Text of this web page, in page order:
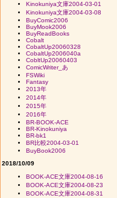
Kinokuniya文庫2004-03-01
Kinokuniya文庫2004-03-08
BuyComic2006
BuyMook2006
BuyReadBooks
Cobalt
CobaltUp20060328
CobaltUp2006040a
CobltUp20060403
ComicWriter_あ
FSWiki
Fantasy
2013年
2014年
2015年
2016年
BR-BOOK-ACE
BR-Kinokuniya
BR-bk1
BR比較2004-03-01
BuyBook2006
2018/10/09
BOOK-ACE文庫2004-08-16
BOOK-ACE文庫2004-08-23
BOOK-ACE文庫2004-08-31